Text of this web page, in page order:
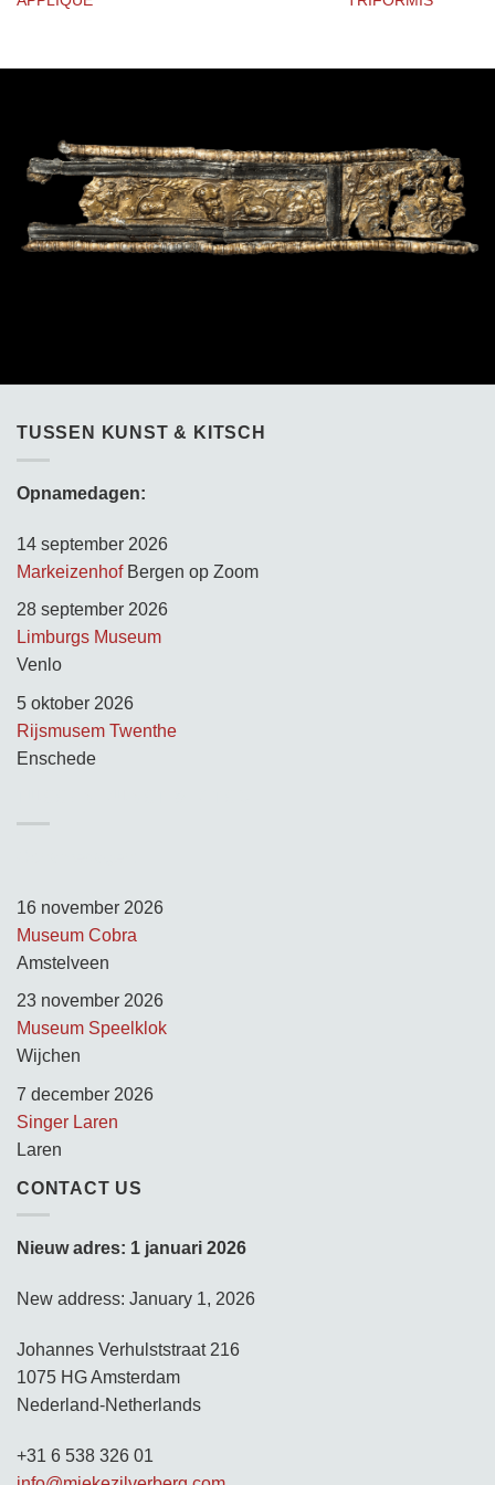
TUSSEN KUNST & KITSCH
Opnamedagen:
14 september 2026
MarkeizenhofBergen op Zoom
28 september 2026
Limburgs Museum
Venlo
5 oktober 2026
Rijsmusem Twenthe
Enschede
16 november 2026
Museum Cobra
Amstelveen
23 november 2026
Museum Speelklok
Wijchen
7 december 2026
Singer Laren
Laren
CONTACT US
Nieuw adres: 1 januari 2026
New address: January 1, 2026
Johannes Verhulststraat 216
1075 HG Amsterdam
Nederland-Netherlands
+31 6 538 326 01